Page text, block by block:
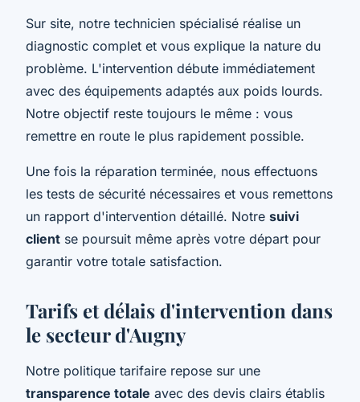
Sur site, notre technicien spécialisé réalise un
diagnostic complet et vous explique la nature du
problème. L'intervention débute immédiatement
avec des équipements adaptés aux poids lourds.
Notre objectif reste toujours le même : vous
remettre en route le plus rapidement possible.
Une fois la réparation terminée, nous effectuons
les tests de sécurité nécessaires et vous remettons
un rapport d'intervention détaillé. Notre suivi
client se poursuit même après votre départ pour
garantir votre totale satisfaction.
Tarifs et délais d'intervention dans
le secteur d'Augny
Notre politique tarifaire repose sur une
transparence totale avec des devis clairs établis